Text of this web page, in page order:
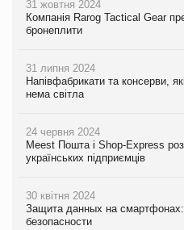
31 жовтня 2024
Компанія Rarog Tactical Gear
бронеплити
31 липня 2024
Напівфабрикати та консерви,
нема світла
24 червня 2024
Meest Пошта і Shop-Express
українських підприємців
30 квітня 2024
Защита данных на
безопасности